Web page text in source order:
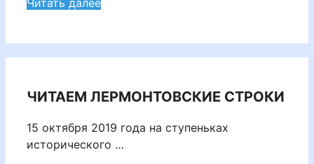
Читать далее
ЧИТАЕМ ЛЕРМОНТОВСКИЕ СТРОКИ
15 октября 2019 года на ступеньках
исторического …